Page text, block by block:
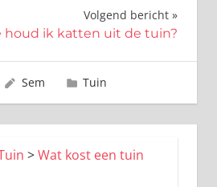
Volgend bericht
houd ik katten uit de tuin?
Sem Tuin
>Wat kost een tuin